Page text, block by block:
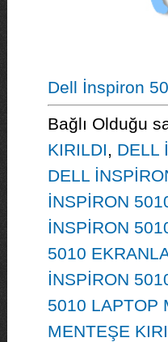
Dell İnspiron
Bağlı Olduğu
KIRILDI, DELL
DELL
İNSPİRON
İNSPİRON
5010
İNSPİRON
5010 LAPTOP
MENTEŞE